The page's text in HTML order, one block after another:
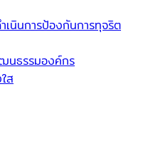
เนินการป้องกันการทุจริต
นธรรมองค์กร
ส